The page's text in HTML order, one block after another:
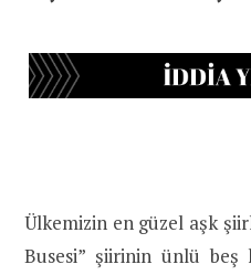
Ülkemizin en güzel aşk
Busesi” şiirinin ünlü beş